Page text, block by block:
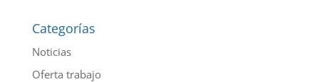
Categorías
Noticias
Oferta trabajo